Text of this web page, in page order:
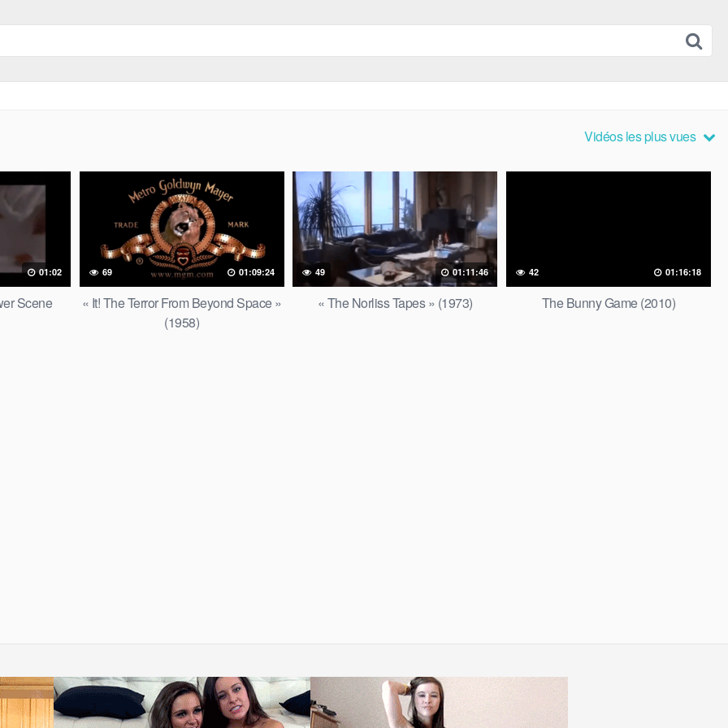
Vidéos les plus vues
01:02
Scene
69 01:09:24
« It! The Terror From Beyond Space »
(1958)
49 01:11:46
« The Norliss Tapes » (1973)
42 01:16:18
The Bunny Game (2010)